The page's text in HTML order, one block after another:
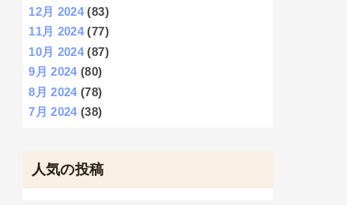
12月 2024(83)
11月 2024(77)
10月 2024(87)
9月 2024(80)
8月 2024(78)
7月 2024(38)
人気の投稿